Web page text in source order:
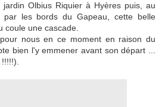
Olbius Riquier à Hyères puis, au
par les bords du Gapeau, cette belle
coule une cascade.
nous en ce moment en raison du
bien l'y emmener avant son départ ...